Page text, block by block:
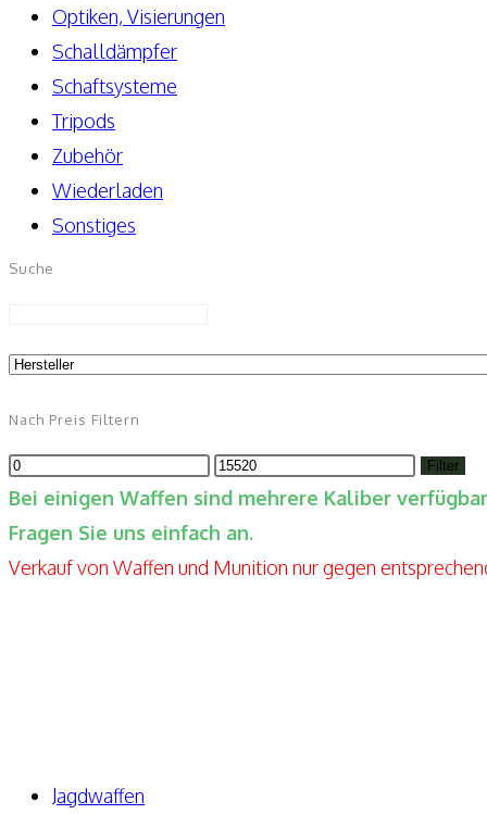
Optiken, Visierungen
Schalldämpfer
Schaftsysteme
Tripods
Zubehör
Wiederladen
Sonstiges
Suche
Nach Preis Filtern
Min.
Preis
Max.
Preis
Filter
Bei einigen Waffen sind mehrere Kaliber
Fragen Sie uns einfach an.
Verkauf von Waffen und Munition nur gegen
Jagdwaffen